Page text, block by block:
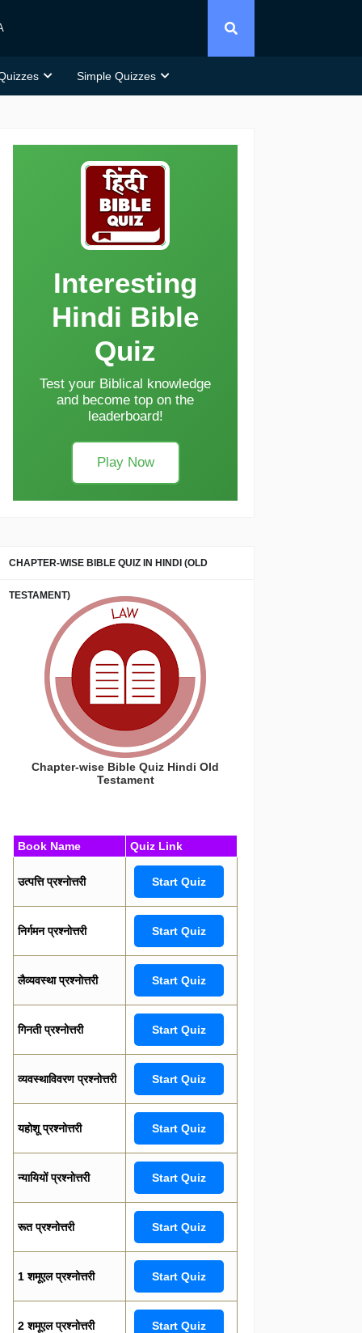
Simple Quizzes
Interesting
Hindi Bible
Quiz
Test your Biblical knowledge
and become top on the
leaderboard!
Play Now
CHAPTER-WISE BIBLE QUIZ IN HINDI (OLD
TESTAMENT)
Chapter-wise Bible Quiz Hindi Old
Testament
Book Name Quiz Link
उत्पत्ति प्रश्नोत्तरी Start Quiz
निर्गमन प्रश्नोत्तरी Start Quiz
लैव्यवस्था प्रश्नोत्तरी Start Quiz
गिनती प्रश्नोत्तरी Start Quiz
व्यवस्थाविवरण प्रश्नोत्तरी Start Quiz
यहोशू प्रश्नोत्तरी Start Quiz
न्यायियों प्रश्नोत्तरी Start Quiz
रूत प्रश्नोत्तरी Start Quiz
1 शमूएल प्रश्नोत्तरी Start Quiz
2 शमूएल प्रश्नोत्तरी Start Quiz